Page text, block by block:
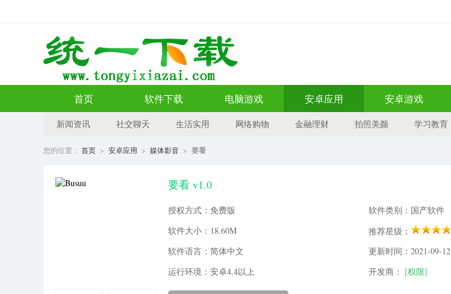
首页 软件下载 电脑游戏 安卓应用 安卓游戏
新闻资讯 社交聊天 生活实用 网络购物 金融理财 拍照美颜 学习教育
您的位置： 首页 > 安卓应用 > 媒体影音 > 要看
要看 v1.0
授权方式：免费版
软件类别：国产软件
软件大小：18.60M
推荐星级：
软件语言：简体中文
更新时间：2021-09-12
运行环境：安卓4.4以上
开发商： [权限]